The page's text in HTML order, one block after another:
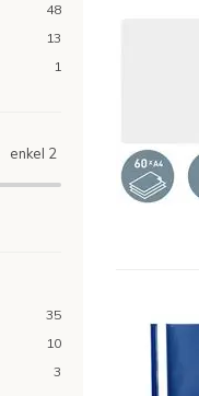
48
13
1
enkel 2
35
10
3